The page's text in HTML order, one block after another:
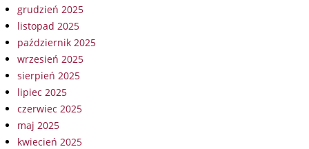
grudzień 2025
listopad 2025
październik 2025
wrzesień 2025
sierpień 2025
lipiec 2025
czerwiec 2025
maj 2025
kwiecień 2025